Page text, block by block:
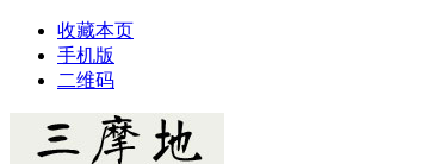
收藏本页
手机版
二维码